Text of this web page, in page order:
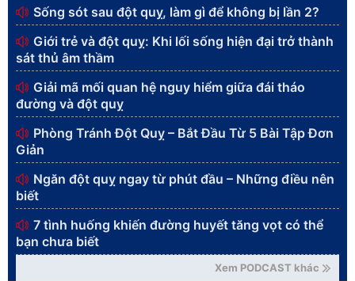
Sống sót sau đột quỵ, làm gì để không bị lần 2?
Giới trẻ và đột quỵ: Khi lối sống hiện đại trở thành
sát thủ âm thầm
Giải mã mối quan hệ nguy hiểm giữa đái tháo
đường và đột quỵ
Phòng Tránh Đột Quỵ – Bắt Đầu Từ 5 Bài Tập Đơn
Giản
Ngăn đột quỵ ngay từ phút đầu – Những điều nên
biết
7 tình huống khiến đường huyết tăng vọt có thể
bạn chưa biết
Xem PODCAST khác